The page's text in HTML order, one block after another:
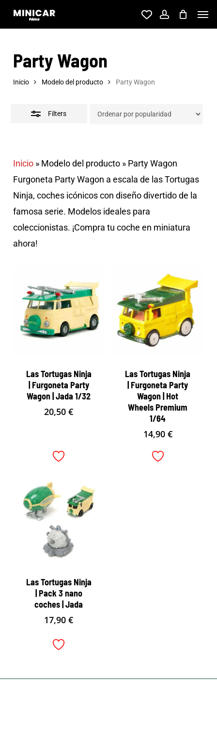
Skip
content
account
Party Wagon
Inicio Modelo del producto Party Wagon
Filters
Inicio» Modelo del producto» Party Wagon
Furgoneta Party Wagon a escala de las Tortugas
Ninja, coches icónicos con diseño divertido de la
famosa serie. Modelos ideales para
coleccionistas. ¡Compra tu coche en miniatura
ahora!
Las Tortugas Ninja
| Furgoneta Party
Wagon | Jada 1/32
20,50€
Las Tortugas Ninja
| Furgoneta Party
Wagon | Hot
Wheels Premium
1/64
14,90 €
Las Tortugas Ninja
| Pack 3 nano
coches | Jada
17,90€